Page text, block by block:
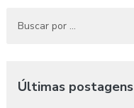
Últimas postagens